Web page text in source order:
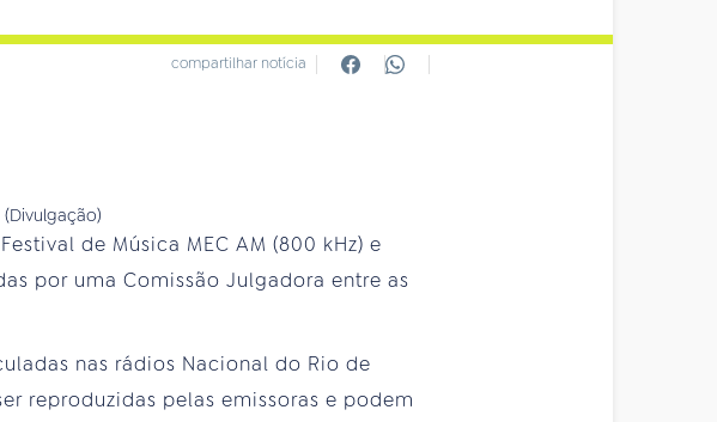
compartilhar notícia
de Música MEC AM (800 kHz) e
por uma Comissão Julgadora entre as
nas rádios Nacional do Rio de
reproduzidas pelas emissoras e podem